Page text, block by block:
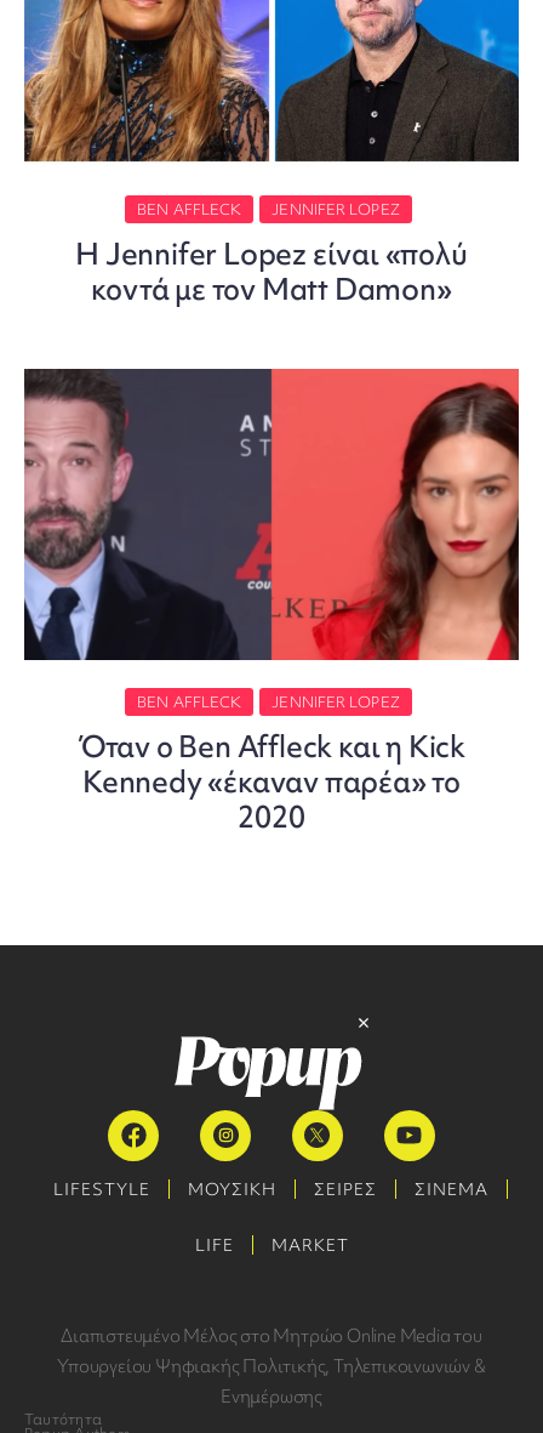
BEN AFFLECK JENNIFER LOPEZ
Η Jennifer Lopez είναι «πολύ
κοντά με τον Matt Damon»
BEN AFFLECK JENNIFER LOPEZ
Όταν ο Ben Affleck και η Kick
Kennedy «έκαναν παρέα» το
2020
LIFESTYLE ΜΟΥΣΙΚΗ ΣΕΙΡΕΣ ΣΙΝΕΜΑ
LIFE MARKET
Διαπιστευμένο Μέλος στο Μητρώο Online Media του
Υπουργείου Ψηφιακής Πολιτικής, Τηλεπικοινωνιών &
Ενημέρωσης
Ταυτότητα